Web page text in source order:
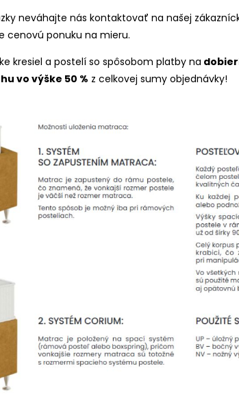
neváhajte nás kontaktovať na našej
cenovú ponuku na mieru.
kresiel a postelí so spôsobom platby na
vo výške 50 % z celkovej sumy objednávky!